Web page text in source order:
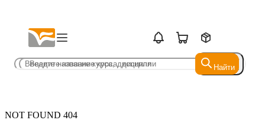
Найти
Найти
NOT FOUND 404